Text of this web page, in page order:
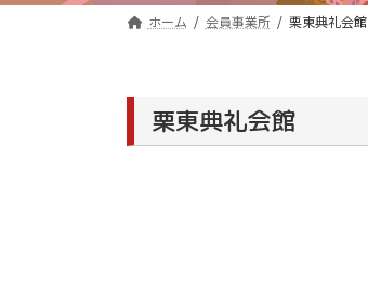
ホーム 会員事業所 栗東典礼会館
栗東典礼会館